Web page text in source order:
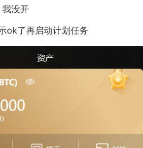
没开
ok了再启动计划任务